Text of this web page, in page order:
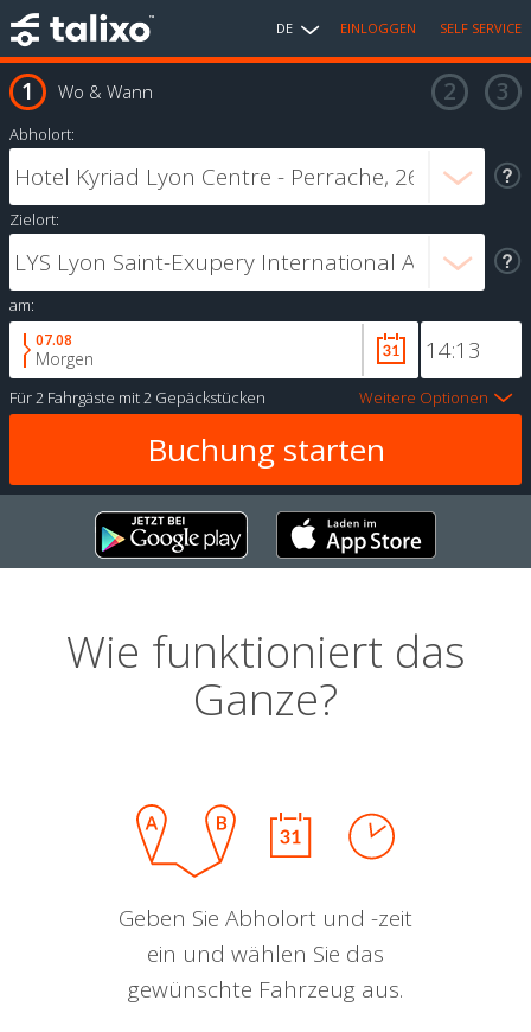
DE EINLOGGEN SELF SERVICE
Wo & Wann
Abholort:
Zielort:
am:
07.08
Morgen
Für2 Fahrgäste mit2 Gepäckstücken Weitere Optionen
Wie funktioniert das
Ganze?
Geben Sie Abholort und -zeit
ein und wählen Sie das
gewünschte Fahrzeug aus.